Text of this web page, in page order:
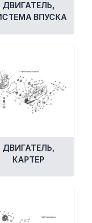
ДВИГАТЕЛЬ,
ВПУСКА
ДВИГАТЕЛЬ,
КАРТЕР